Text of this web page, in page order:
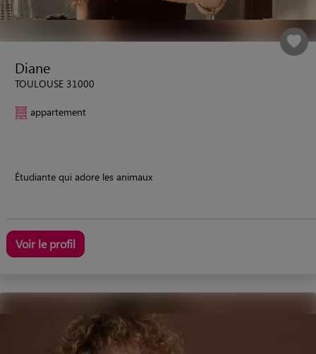
Diane
TOULOUSE 31000
appartement
Étudiante qui adore les animaux
Voir le profil